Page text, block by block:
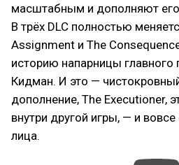
масштабным и дополняют
В трёх DLC полностью
Assignment и The
историю напарницы
Кидман. И это —
дополнение, The Executioner,
внутри другой игры, — и
лица.